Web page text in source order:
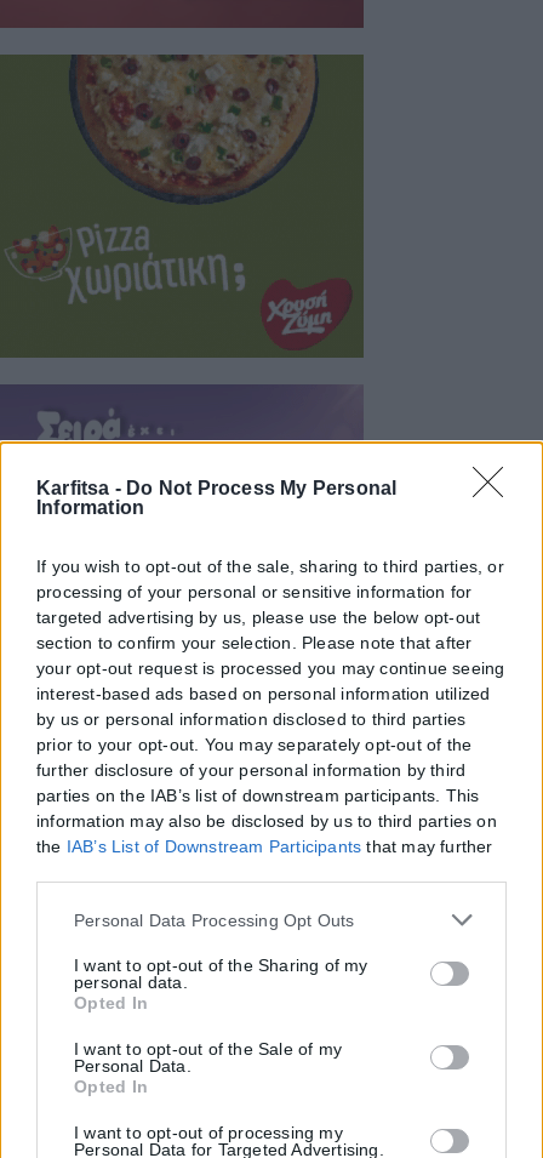
Karfitsa - Do Not Process My Personal
Information
If you wish to opt-out of the sale, sharing to third parties, or
processing of your personal or sensitive information for
targeted advertising by us, please use the below opt-out
section to confirm your selection. Please note that after
your opt-out request is processed you may continue seeing
interest-based ads based on personal information utilized
by us or personal information disclosed to third parties
prior to your opt-out. You may separately opt-out of the
further disclosure of your personal information by third
parties on the IAB’s list of downstream participants. This
information may also be disclosed by us to third parties on
the IAB’s List of Downstream Participants that may further
Please note that this website/app uses one or more Google
but not limited to your visit or usage behaviour. You may
click to grant or deny consent to Google and its third-party
tags to use your data for below specified purposes in below
Google consent section.
Personal Data Processing Opt Outs
I want to opt-out of the Sharing of my
personal data.
Opted In
I want to opt-out of the Sale of my
Personal Data.
Opted In
I want to opt-out of processing my
Personal Data for Targeted Advertising.